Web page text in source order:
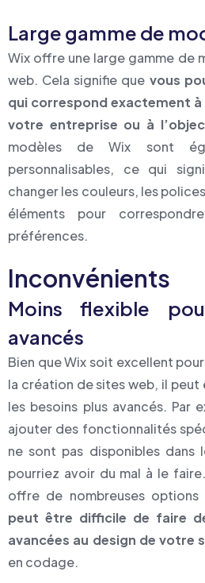
Large gamme de
Wix offre une large gamme de
web. Cela signifie que vous
qui correspond exactement à
votre entreprise ou à
modèles de Wix sont
personnalisables, ce qui
changer les couleurs, les
éléments pour
préférences.
Inconvénients
Moins flexible
avancés
Bien que Wix soit excellent
la création de sites web, il
les besoins plus avancés. Par
ajouter des fonctionnalités
ne sont pas disponibles dans
pourriez avoir du mal à le
offre de nombreuses options
peut être difficile de faire
avancées au design de votre
en codage.